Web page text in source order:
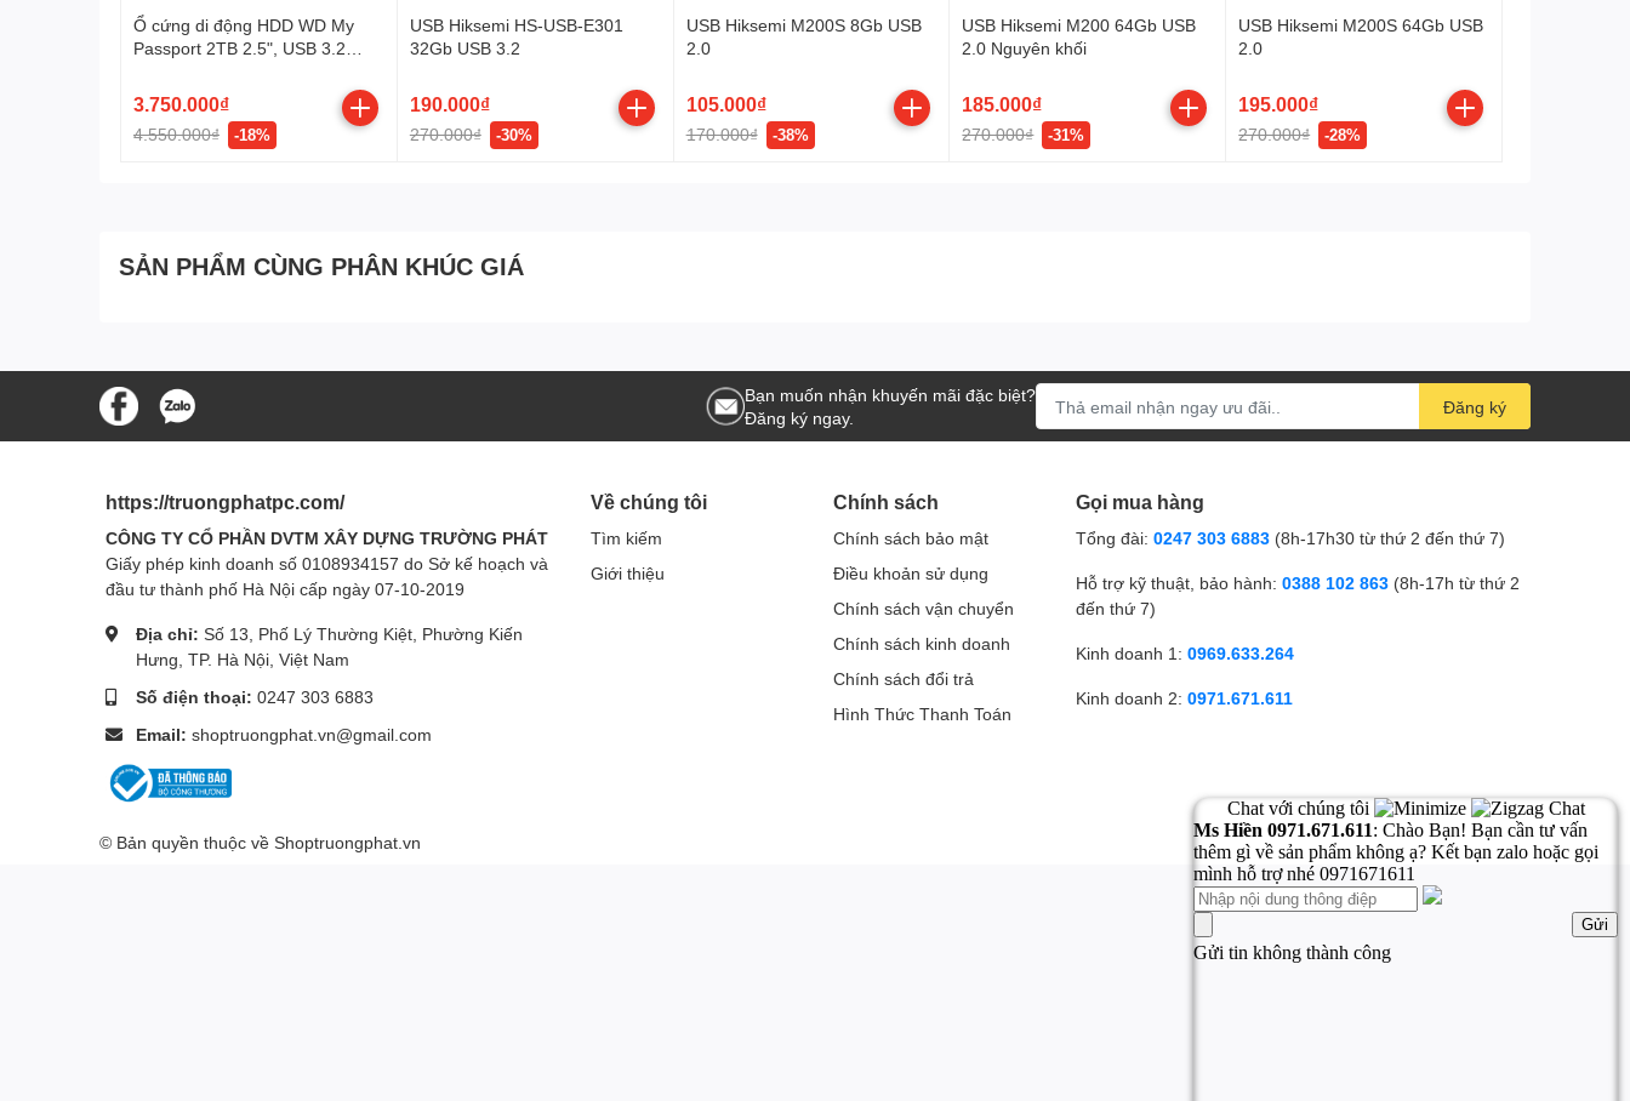
Chuẩn giao tiếp USB 3.0 – Cho tốc độ lên đến 100MB/s.
Tương thích chuẩn giao tiếp USB 3.0 và 2.0.
Ổ cứng di động HDD WD My
Passport 2TB 2.5", USB 3.2
(Xám)
3.750.000₫
4.550.000₫ -18%
USB Hiksemi HS-USB-E301
32Gb USB 3.2
190.000₫
270.000₫ -30%
USB Hiksemi M200S 8Gb USB
2.0
105.000₫
170.000₫ -38%
USB Hiksemi M200 64Gb USB
2.0 Nguyên khối
185.000₫
270.000₫ -31%
USB Hiksemi M200S 64Gb USB
2.0
195.000₫
270.000₫ -28%
SẢN PHẨM CÙNG PHÂN KHÚC GIÁ
Bạn muốn nhận khuyến mãi đặc biệt?
Đăng ký ngay.
Đăng ký
https://truongphatpc.com/
CÔNG TY CỔ PHẦN DVTM XÂY DỰNG TRƯỜNG PHÁT
Giấy phép kinh doanh số 0108934157 do Sở kế hoạch và
đầu tư thành phố Hà Nội cấp ngày 07-10-2019
Địa chỉ: Số 13, Phố Lý Thường Kiệt, Phường Kiến
Hưng, TP. Hà Nội, Việt Nam
Số điện thoại: 0247 303 6883
Email: shoptruongphat.vn@gmail.com
Về chúng tôi
Tìm kiếm
Giới thiệu
Chính sách
Chính sách bảo mật
Điều khoản sử dụng
Chính sách vận chuyển
Chính sách kinh doanh
Chính sách đổi trả
Hình Thức Thanh Toán
Gọi mua hàng
Tổng đài: 0247 303 6883 (8h-17h30 từ thứ 2 đến thứ 7)
Hỗ trợ kỹ thuật, bảo hành: 0388 102 863 (8h-17h từ thứ 2
đến thứ 7)
Kinh doanh 1: 0969.633.264
Kinh doanh 2: 0971.671.611
© Bản quyền thuộc về Shoptruongphat.vn